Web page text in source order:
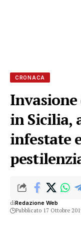
CRONACA
in Sicilia,
infestate
diRedazione Web
Pubblicato 17 Ottobre